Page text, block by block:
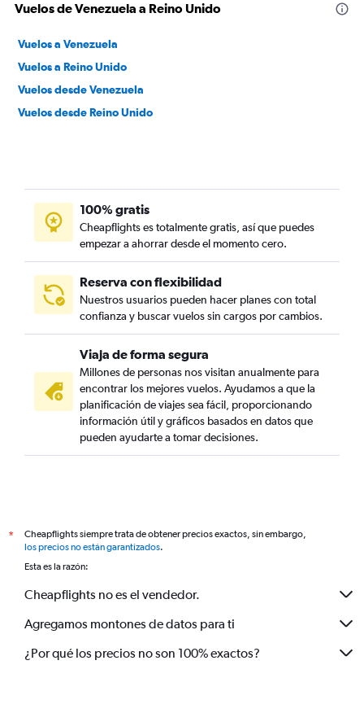
Vuelos de Venezuela a Reino Unido
Vuelos a Venezuela
Vuelos a Reino Unido
Vuelos desde Venezuela
Vuelos desde Reino Unido
100% gratis
Cheapflights es totalmente gratis, así que puedes
empezar a ahorrar desde el momento cero.
Reserva con flexibilidad
Nuestros usuarios pueden hacer planes con total
confianza y buscar vuelos sin cargos por cambios.
Viaja de forma segura
Millones de personas nos visitan anualmente para
encontrar los mejores vuelos. Ayudamos a que la
planificación de viajes sea fácil, proporcionando
información útil y gráficos basados en datos que
pueden ayudarte a tomar decisiones.
*
Cheapflights siempre trata de obtener precios exactos, sin embargo,
los precios no están garantizados.
Esta es la razón:
Cheapflights no es el vendedor.
Agregamos montones de datos para ti
¿Por qué los precios no son 100% exactos?